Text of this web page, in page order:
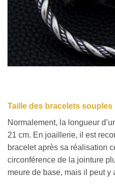
Taille des bracelets souples
Normalement, la longueur
21 cm. En joaillerie, il est
bracelet après sa réalisation
circonférence de la jointure
meure de base, mais il peut y